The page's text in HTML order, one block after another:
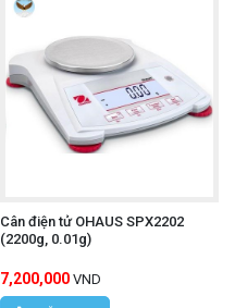
Cân điện tử OHAUS SPX2202
(2200g, 0.01g)
7,200,000 VND